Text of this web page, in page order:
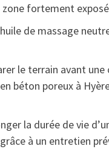
fortement
de massage
le terrain avant
béton poreux à
la durée de vie
à un entretien